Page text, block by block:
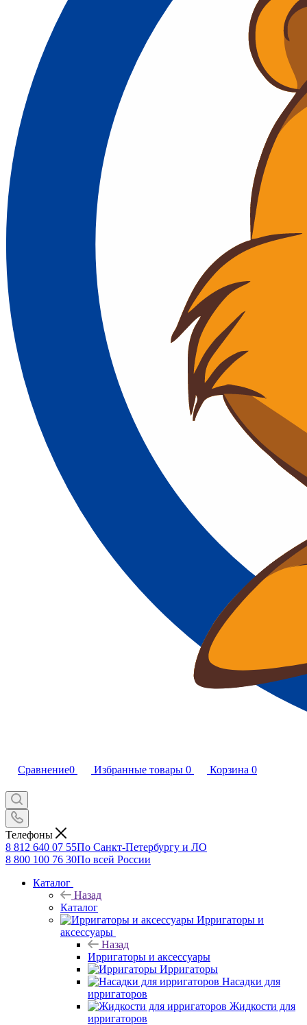
Сравнение0 Избранные товары 0 Корзина 0
Телефоны
8 812 640 07 55По Санкт-Петербургу и ЛО
8 800 100 76 30По всей России
Каталог
Назад
Каталог
Ирригаторы и
аксессуары
Назад
Ирригаторы и аксессуары
Ирригаторы
Насадки для
ирригаторов
Жидкости для
ирригаторов